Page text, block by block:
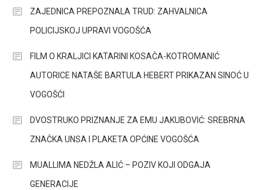
ZAJEDNICA PREPOZNALA TRUD: ZAHVALNICA
POLICIJSKOJ UPRAVI VOGOŠĆA
FILM O KRALJICI KATARINI KOSAČA-KOTROMANIĆ
AUTORICE NATAŠE BARTULA HEBERT PRIKAZAN SINOĆ U
VOGOŠĆI
DVOSTRUKO PRIZNANJE ZA EMU JAKUBOVIĆ: SREBRNA
ZNAČKA UNSA I PLAKETA OPĆINE VOGOŠĆA
MUALLIMA NEDŽLA ALIĆ – POZIV KOJI ODGAJA
GENERACIJE